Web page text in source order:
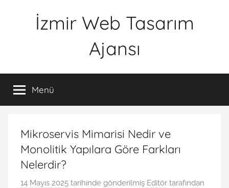
İzmir Web Tasarım
Ajansı
Menü
Mikroservis Mimarisi Nedir ve
Monolitik Yapılara Göre Farkları
Nelerdir?
14 Mayıs 2025 tarihinde gönderilmiş Editör tarafından